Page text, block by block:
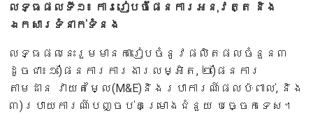
លទ្ធផលទី១៖ ការរៀបចំផែនការអនុវត្ត និង
ឯកសារទំនាក់ទំនង
លទ្ធផលនេះរួមមានការៀបចំនូវផលិតផលចំនួន៣
ដូចជា៖១)ផែនការការងារលម្អិត, ២)ផែនការ
តាមដាន វាយតម្លៃ(M&E)និងរបាការណ៍ផលប៉ៈពាល់, និង
៣)របាយការណ៍បញ្ចប់គម្រោងជំនួយ បច្ចេកទេស។